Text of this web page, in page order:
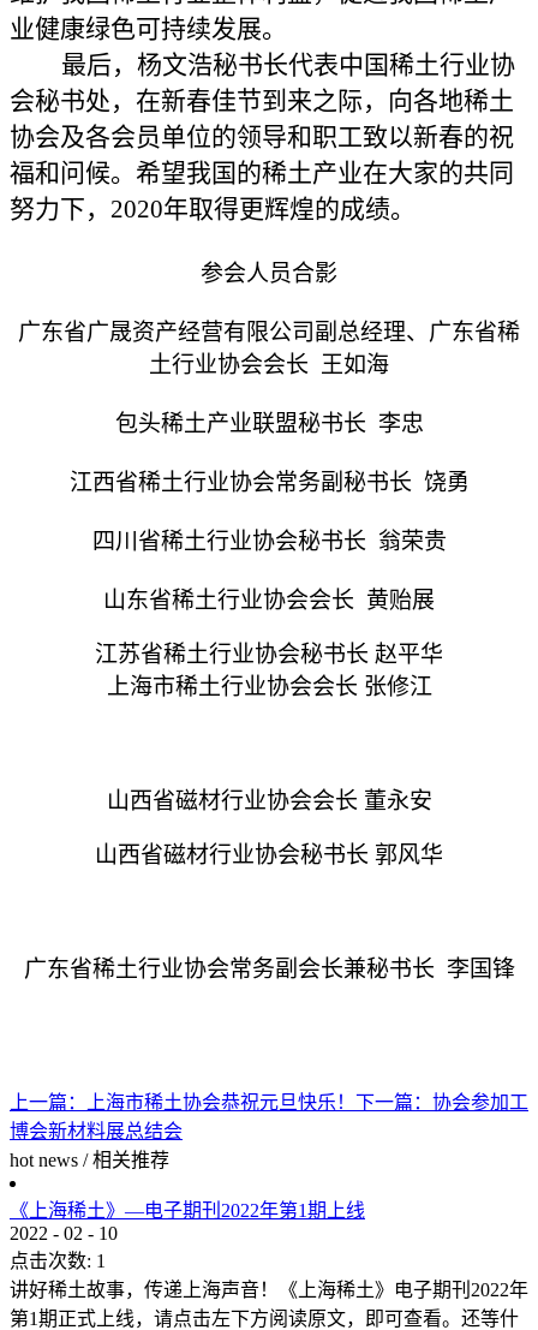
业健康绿色可持续发展。
最后，杨文浩秘书长代表中国稀土行业协
会秘书处，在新春佳节到来之际，向各地稀土
协会及各会员单位的领导和职工致以新春的祝
福和问候。希望我国的稀土产业在大家的共同
努力下， 2020年取得更辉煌的成绩。
参会人员合影
广东省广晟资产经营有限公司副总经理、广东省稀
土行业协会会长
王如海
包头稀土产业联盟秘书长 李忠
江西省稀土行业协会常务副秘书长 饶勇
四川省稀土行业协会秘书长 翁荣贵
山东省稀土行业协会会长 黄贻展
江苏省稀土行业协会秘书长 赵平华
上海市稀土行业协会会长 张修江
山西省磁材行业协会会长 董永安
山西省磁材行业协会秘书长 郭风华
广东省稀土行业协会常务副会长兼秘书长 李国锋
上一篇： 上海市稀土协会恭祝元旦快乐！ 下一篇： 协会参加工
博会新材料展总结会
hot news / 相关推荐
《上海稀土》—电子期刊2022年第1期上线
2022 - 02 - 10
点击次数: 1
讲好稀土故事，传递上海声音！《上海稀土》电子期刊2022年
第1期正式上线，请点击左下方阅读原文，即可查看。还等什